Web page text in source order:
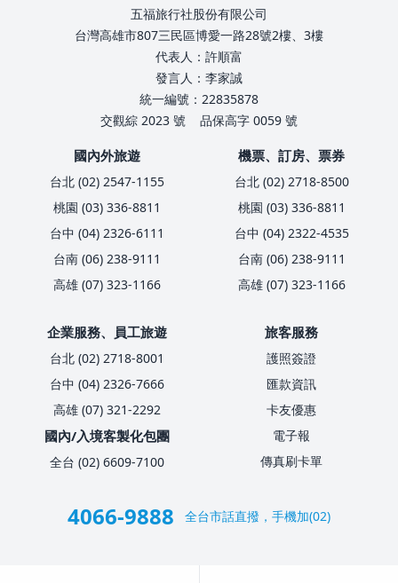
五福旅行社股份有限公司
台灣高雄市807三民區博愛一路28號2樓、3樓
代表人：許順富
發言人：李家誠
統一編號：22835878
交觀綜 2023 號
品保高字 0059 號
國內外旅遊
台北 (02) 2547-1155
桃園 (03) 336-8811
台中 (04) 2326-6111
台南 (06) 238-9111
高雄 (07) 323-1166
機票、訂房、票券
台北 (02) 2718-8500
桃園 (03) 336-8811
台中 (04) 2322-4535
台南 (06) 238-9111
高雄 (07) 323-1166
企業服務、員工旅遊
台北 (02) 2718-8001
台中 (04) 2326-7666
高雄 (07) 321-2292
國內/入境客製化包團
全台 (02) 6609-7100
旅客服務
護照簽證
匯款資訊
卡友優惠
電子報
傳真刷卡單
4066-9888 全台市話直撥，手機加(02)